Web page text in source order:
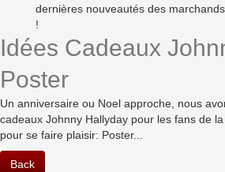
dernières nouveautés des
!
Idées Cadeaux
Poster
Un anniversaire ou Noel approche, nous
cadeaux Johnny Hallyday pour les fans de
pour se faire plaisir: Poster...
Back